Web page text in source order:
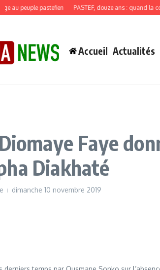
peuple pastefien PASTEF, douze ans : quand la
Accueil Actualités
Faye
Diakhaté
dimanche 10 novembre 2019